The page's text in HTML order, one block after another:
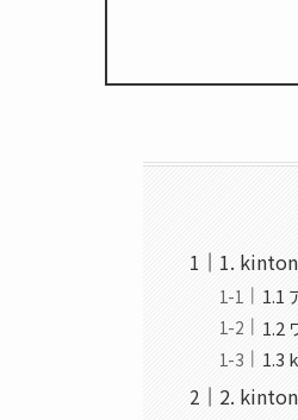
1.
1.1
1.2
1.3
2.